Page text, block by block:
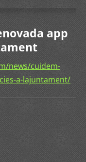
app
news/cuidem-
a-lajuntament/